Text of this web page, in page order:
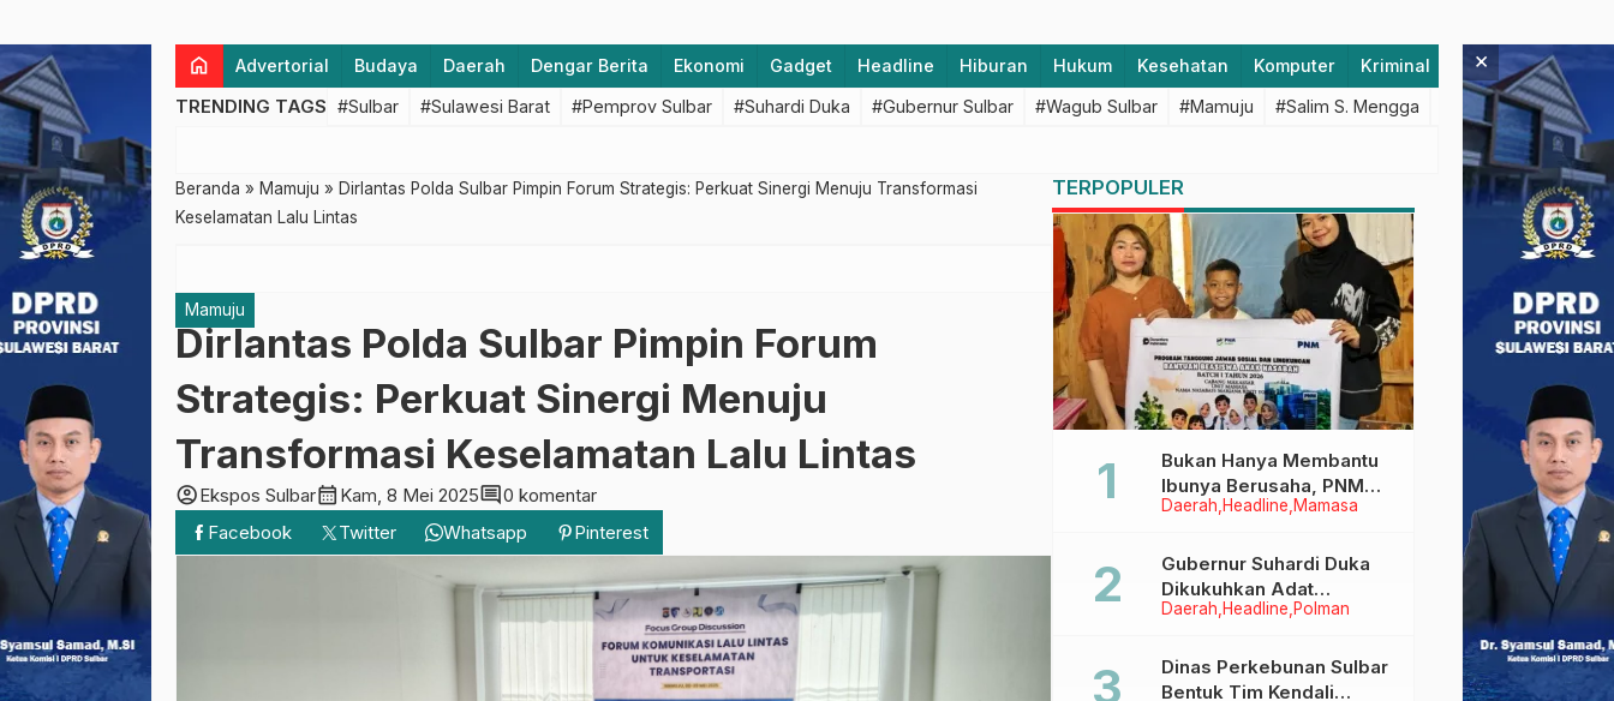
home Advertorial Budaya Daerah Dengar Berita Ekonomi Gadget Headline Hiburan Hukum Kesehatan Komputer Kriminal Lifestyle
TRENDING TAGS #Sulbar #Sulawesi Barat #Pemprov Sulbar #Suhardi Duka #Gubernur Sulbar #Wagub Sulbar #Mamuju #Salim S. Mengga #featured #Polda
Beranda » Mamuju » Dirlantas Polda Sulbar Pimpin Forum Strategis: Perkuat Sinergi Menuju Transformasi
Keselamatan Lalu Lintas
Mamuju
Dirlantas Polda Sulbar Pimpin Forum
Strategis: Perkuat Sinergi Menuju
Transformasi Keselamatan Lalu Lintas
account_circleEkspos Sulbarcalendar_month Kam, 8 Mei 2025comment0 komentar
Facebook
Twitter Whatsapp Pinterest
TERPOPULER
Daerah Headline Mamasa
Bukan Hanya Membantu
Ibunya Berusaha, PNM
Juga Menjaga Mimpi
Menggapai Cita-Cita
Daerah Headline Polman
Gubernur Suhardi Duka
Dikukuhkan Adat
Balanipa, Raih Gelar Sulo
Dinas Perkebunan Sulbar
Bentuk Tim Kendali
×